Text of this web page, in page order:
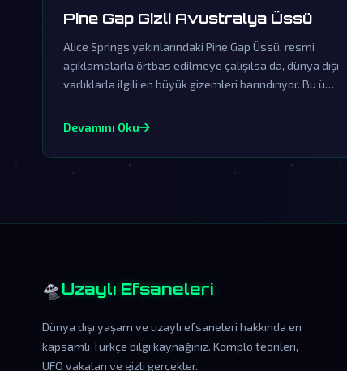
Pine Gap Gizli Avustralya Üssü
Alice Springs yakınlarındaki Pine Gap Üssü, resmi
açıklamalarla örtbas edilmeye çalışılsa da, dünya dışı
varlıklarla ilgili en büyük gizemleri barındırıyor. Bu üs,
merkezinde yer alıyor.
Devamını Oku
🛸 Uzaylı Efsaneleri
Dünya dışı yaşam ve uzaylı efsaneleri hakkında en
kapsamlı Türkçe bilgi kaynağınız. Komplo teorileri,
UFO vakaları ve gizli gerçekler.